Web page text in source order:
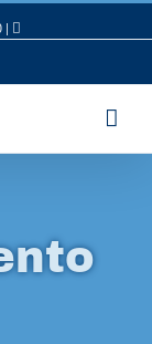
|